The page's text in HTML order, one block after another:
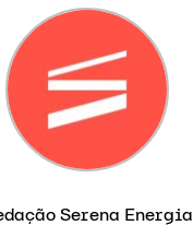
Serena Energia